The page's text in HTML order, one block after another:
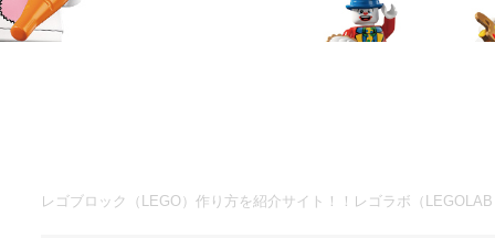
レゴブロック（LEGO）作り方を紹介サイト！！レゴラボ（